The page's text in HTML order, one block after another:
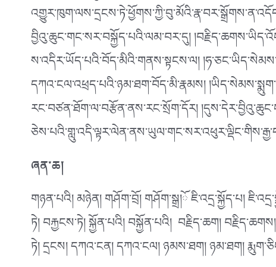
བྱིའུ་ཆུང་གང་སར་བསྐྱོད་པའི་ལམ་བར་དུ།
ས་འདིར་ཡོད་པའི་བོད་མིའི་གནས་སྟངས་ལ།
དཀའ་ངལ་འཕྲད་པའི་ཉམ་ཐག་བོད་མི་རྣམས།
རང་བཙན་ཐོག་ལ་བརྩོན་ནས་རང་སྲོག་དོར།
ཞན་ཆ།
གཉན་པའི། མཉེན། གཤོག་བྲོ། གཤོག་སྒྲ།ོ ཇི་འདྲ་སྐྱོད་པ།
ཏེ། བརྐྱངས་ཏེ། སྐྱོན་པའི། བསྐྱོན་པའི། བརྗིད་ཆག།
ཏེ། དྲངས། དཀའ་ངན། དཀའ་ངལ། ཉམས་ཐག། ཉམ་ཐག།